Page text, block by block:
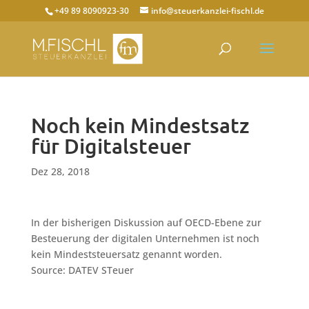
+49 89 8090923-30 info@steuerkanzlei-fischl.de
Noch kein Mindestsatz
für Digitalsteuer
Dez 28, 2018
In der bisherigen Diskussion auf OECD-Ebene zur
Besteuerung der digitalen Unternehmen ist noch
kein Mindeststeuersatz genannt worden.
Source: DATEV STeuer